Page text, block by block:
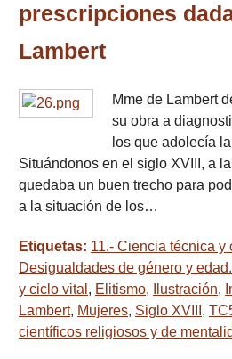
prescripciones
Lambert
Mme de Lambert
su obra a
los que adolecía
Situándonos en el siglo XVIII, a
quedaba un buen trecho para
a la situación de los…
Etiquetas: 11.- Ciencia técnica y
Desigualdades de género y
y ciclo vital , Elitismo, Ilustración,
Lambert, Mujeres, Siglo XVIII ,
científicos religiosos y de